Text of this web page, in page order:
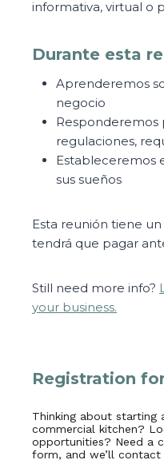
informativa, virtual o
Durante esta
Aprenderemos
negocio
Responderemos
regulaciones,
Estableceremos
sus sueños
Esta reunión tiene
tendrá que pagar
Still need more info?
your business.
Registration